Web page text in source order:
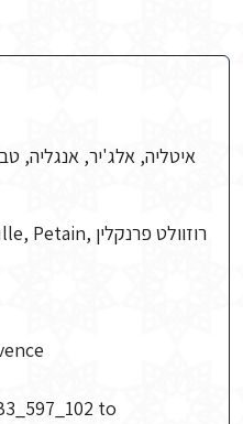
איטליה, אלג'יר, אנגליה,
De Gaulle, Petain, רוזוולט פרנקלין
to